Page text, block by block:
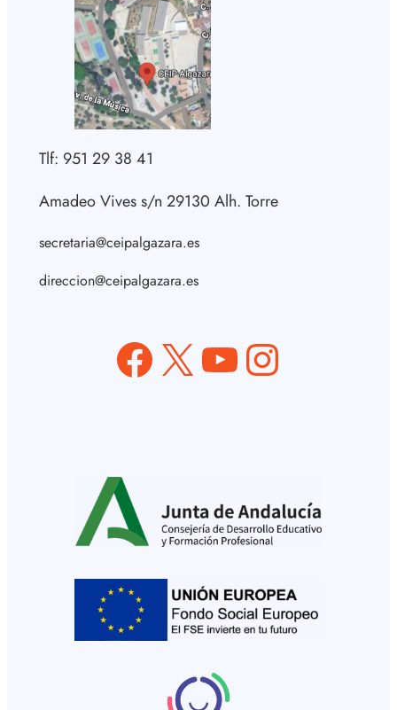
Tlf: 951 29 38 41
Amadeo Vives s/n 29130 Alh. Torre
secretaria@ceipalgazara.es
direccion@ceipalgazara.es
Facebook X YouTube Instagram